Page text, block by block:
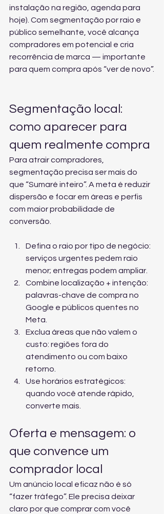
instalação na região, agenda para
hoje). Com segmentação por raio e
público semelhante, você alcança
compradores em potencial e cria
recorrência de marca — importante
para quem compra após “ver de novo”.
Segmentação local:
como aparecer para
quem realmente compra
Para atrair compradores,
segmentação precisa ser mais do
que “Sumaré inteiro”. A meta é reduzir
dispersão e focar em áreas e perfis
com maior probabilidade de
conversão.
Defina o raio por tipo de negócio:
serviços urgentes pedem raio
menor; entregas podem ampliar.
Combine localização + intenção:
palavras-chave de compra no
Google e públicos quentes no
Meta.
Exclua áreas que não valem o
custo: regiões fora do
atendimento ou com baixo
retorno.
Use horários estratégicos:
quando você atende rápido,
converte mais.
Oferta e mensagem: o
que convence um
comprador local
Um anúncio local eficaz não é só
“fazer tráfego”. Ele precisa deixar
claro por que comprar com você